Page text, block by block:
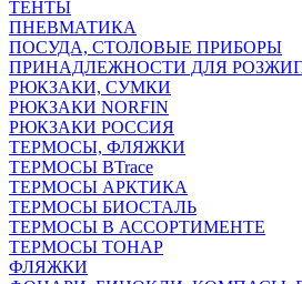
ТЕНТЫ
ПНЕВМАТИКА
ПОСУДА, СТОЛОВЫЕ ПРИБОРЫ
ПРИНАДЛЕЖНОСТИ ДЛЯ
РЮКЗАКИ, СУМКИ
РЮКЗАКИ NORFIN
РЮКЗАКИ РОССИЯ
ТЕРМОСЫ, ФЛЯЖКИ
ТЕРМОСЫ BTrace
ТЕРМОСЫ АРКТИКА
ТЕРМОСЫ БИОСТАЛЬ
ТЕРМОСЫ В АССОРТИМЕНТЕ
ТЕРМОСЫ ТОНАР
ФЛЯЖКИ